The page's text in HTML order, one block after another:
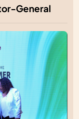
General